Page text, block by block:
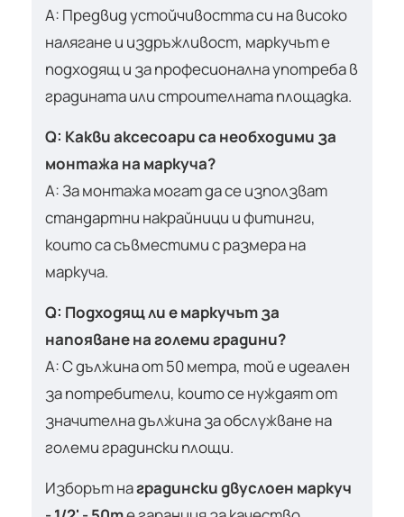
A: Предвид устойчивостта си на високо
налягане и издръжливост, маркучът е
подходящ и за професионална употреба в
градината или строителната площадка.
Q: Какви аксесоари са необходими за
монтажа на маркуча?
A: За монтажа могат да се използват
стандартни накрайници и фитинги,
които са съвместими с размера на
маркуча.
Q: Подходящ ли е маркучът за
напояване на големи градини?
A: С дължина от 50 метра, той е идеален
за потребители, които се нуждаят от
значителна дължина за обслужване на
големи градински площи.
Изборът наградински двуслоен маркуч